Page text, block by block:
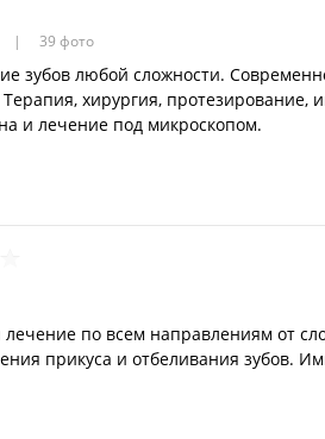
39 фото
зубов любой сложности.
хирургия, протезирование,
и лечение под микроскопом.
лечение по всем направлениям от
прикуса и отбеливания зубов.